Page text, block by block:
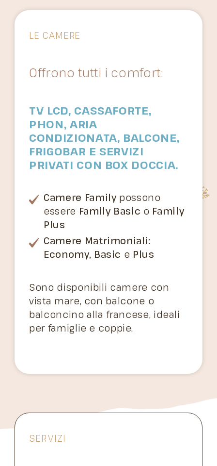
LE CAMERE
Offrono tutti i comfort:
TV LCD, CASSAFORTE,
PHON, ARIA
CONDIZIONATA, BALCONE,
FRIGOBAR E SERVIZI
PRIVATI CON BOX DOCCIA.
Camere Family possono
essere Family Basic o Family
Plus
Camere Matrimoniali:
Economy, Basic e Plus
Sono disponibili camere con
vista mare, con balcone o
balconcino alla francese, ideali
per famiglie e coppie.
SERVIZI